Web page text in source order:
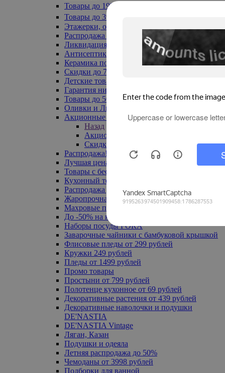
Товары до 199₽
Товары до 399₽
Этажерки, обувницы
Распродажа текстиля до -50%
Ликвидация до -70%
Антисептики
Керамика по 129 руб
Скидки до 70%
Детские товары
Гарантия низкой цены
Товары до 500 руб
Оливки и Лимоны
Акционные товары
Назад
Акционные товары
Скидка 20% по промокоду
Распродажа! Ульяновск до -70%
Лучшая цена
Товары с бесплатной доставкой
Кухонный текстиль
Распродажа до -50%
Жаропрочная посуда
Махровые полотенца
До -50% на ковры
Наборы посуды FORA
Заварочные чайники с бамбуковой крышкой
Флисовые пледы от 299 рублей
Кружки 249 рублей
Пледы от 1499 рублей
Промо товары
Простыни от 799 рублей
Полотенце кухонное от 69 рублей
Декоративные растения от 439 рублей
Декоративные наволочки и подушки
DE'NASTIA
DE'NASTIA Vintage
Ляган, Казан
Подушки и одеяла
Летняя распродажа до 50%
Чемоданы от 3998 рублей
Подборки для ванной